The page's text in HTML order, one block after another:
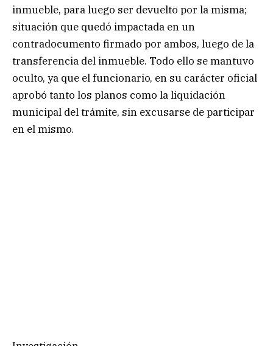
inmueble, para luego ser devuelto por la misma;
situación que quedó impactada en un
contradocumento firmado por ambos, luego de la
transferencia del inmueble. Todo ello se mantuvo
oculto, ya que el funcionario, en su carácter oficial
aprobó tanto los planos como la liquidación
municipal del trámite, sin excusarse de participar
en el mismo.